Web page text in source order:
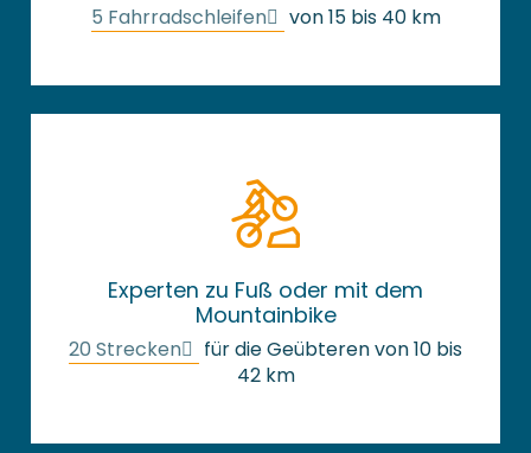
5 Fahrradschleifen von 15 bis 40 km
Experten zu Fuß oder mit dem
Mountainbike
20 Strecken
für die Geübteren von 10 bis
42 km